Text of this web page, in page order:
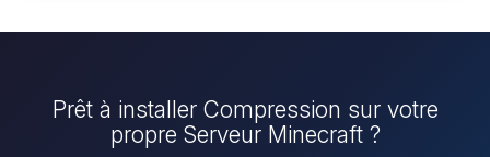
Prêt à installer Compression sur votre
propre Serveur Minecraft ?